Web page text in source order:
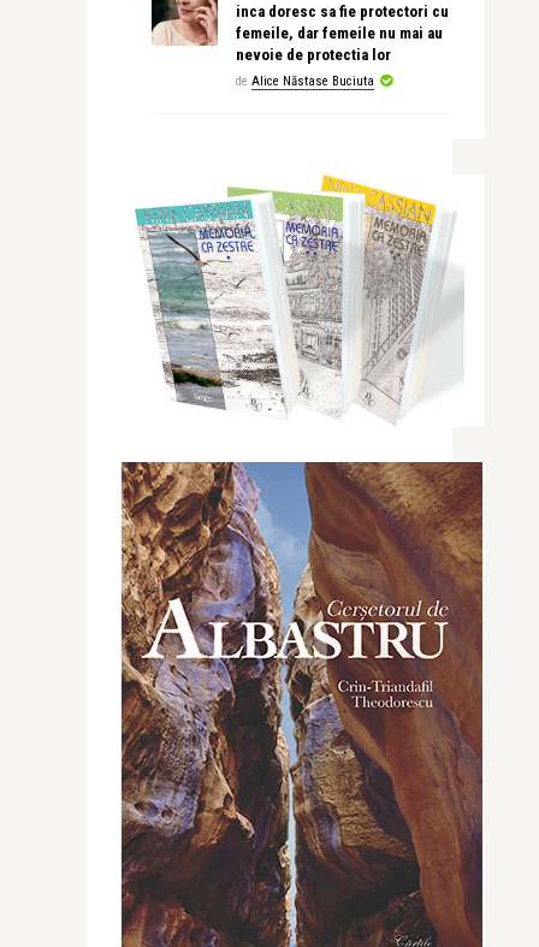
inca doresc sa fie protectori cu
femeile, dar femeile nu mai au
nevoie de protectia lor
de Alice Năstase Buciuta